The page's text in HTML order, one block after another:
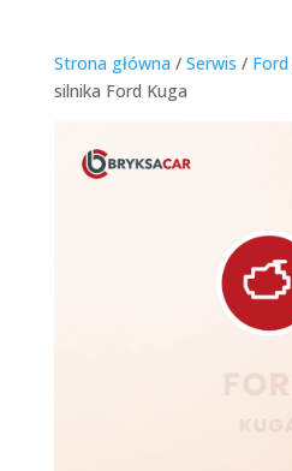
Strona główna / Serwis / Ford
silnika Ford Kuga